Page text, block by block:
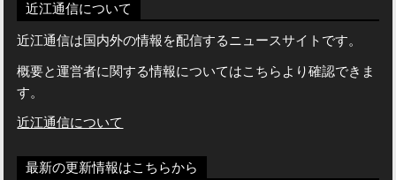
近江通信について
近江通信は国内外の情報を配信するニュースサイトです。
概要と運営者に関する情報についてはこちらより確認できま
す。
近江通信について
最新の更新情報はこちらから